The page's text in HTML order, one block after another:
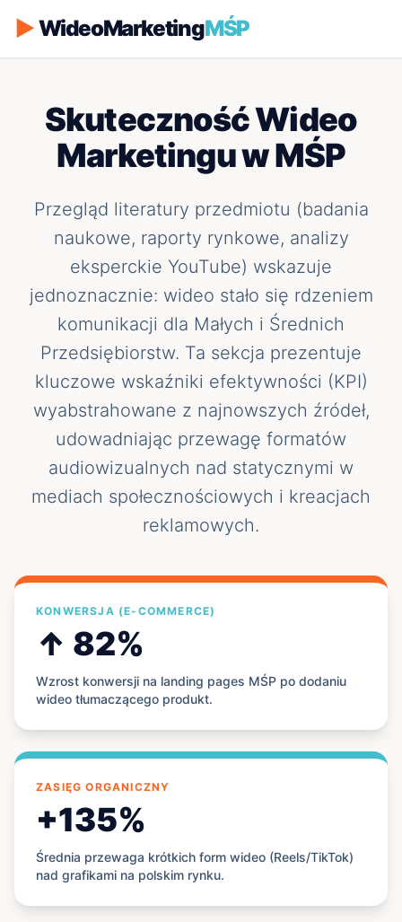
▶WideoMarketingMŚP
Skuteczność Wideo
Marketingu w MŚP
Przegląd literatury przedmiotu (badania
naukowe, raporty rynkowe, analizy
eksperckie YouTube) wskazuje
jednoznacznie: wideo stało się rdzeniem
komunikacji dla Małych i Średnich
Przedsiębiorstw. Ta sekcja prezentuje
kluczowe wskaźniki efektywności (KPI)
wyabstrahowane z najnowszych źródeł,
udowadniając przewagę formatów
audiowizualnych nad statycznymi w
mediach społecznościowych i kreacjach
reklamowych.
KONWERSJA (E-COMMERCE)
↑ 82%
Wzrost konwersji na landing pages MŚP po dodaniu
wideo tłumaczącego produkt.
ZASIĘG ORGANICZNY
+135%
Średnia przewaga krótkich form wideo (Reels/TikTok)
nad grafikami na polskim rynku.